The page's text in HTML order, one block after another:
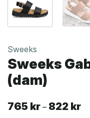
Sweeks
Sweeks
(dam)
765 kr – 822 kr